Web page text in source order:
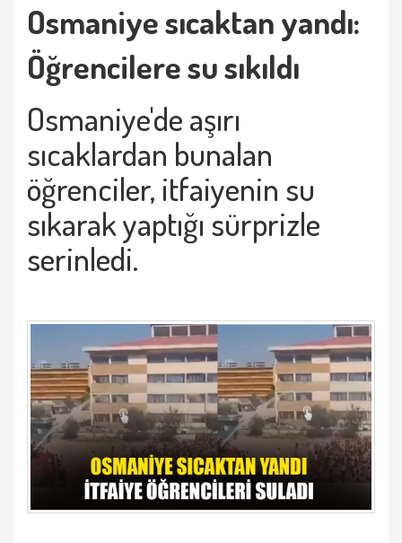
Osmaniye sıcaktan yandı:
Öğrencilere su sıkıldı
Osmaniye'de aşırı
sıcaklardan bunalan
öğrenciler, itfaiyenin su
sıkarak yaptığı sürprizle
serinledi.